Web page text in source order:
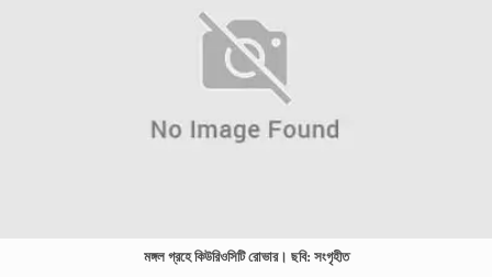
মঙ্গল গ্রহে কিউরিওসিটি রোভার। ছবি: সংগৃহীত